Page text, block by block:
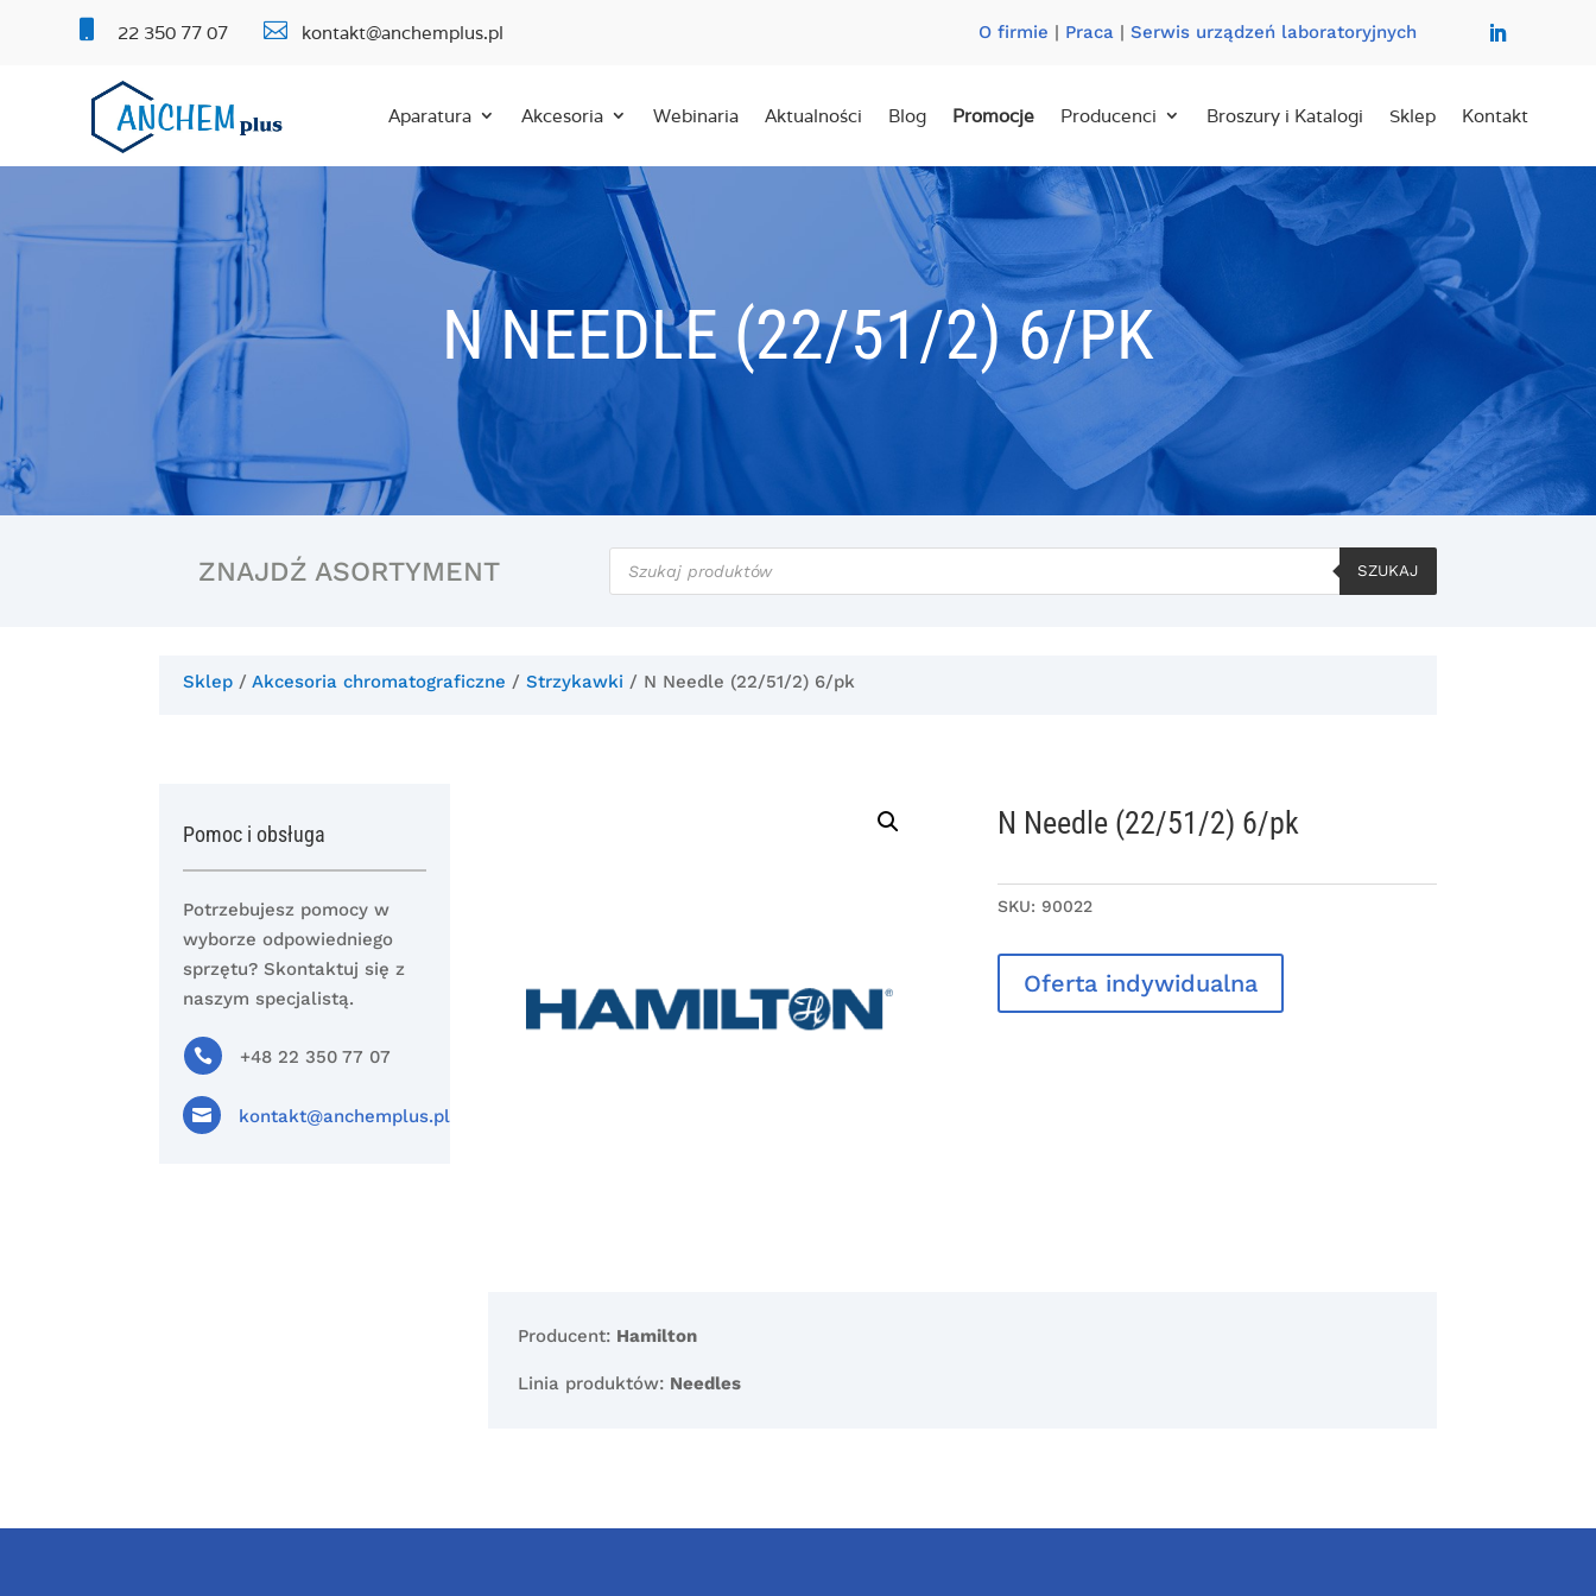
22 350 77 07  kontakt@anchemplus.pl O firmie | Praca| Serwis urządzeń laboratoryjnych
Aparatura Akcesoria Webinaria Aktualności Blog Promocje Producenci Broszury i Katalogi Sklep Kontakt
N NEEDLE (22/51/2) 6/PK
ZNAJDŹ ASORTYMENT
Wyszukiwarka
produktów
SZUKAJ
Sklep /Akcesoria chromatograficzne /Strzykawki / N Needle (22/51/2) 6/pk
Pomoc i obsługa
Potrzebujesz pomocy w
wyborze odpowiedniego
sprzętu? Skontaktuj się z
naszym specjalistą.
 +48 22 350 77 07
 kontakt@anchemplus.pl
N Needle (22/51/2) 6/pk
SKU: 90022
Oferta indywidualna
Producent: Hamilton
Linia produktów: Needles